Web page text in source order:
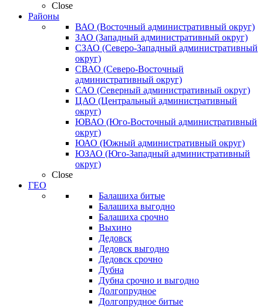
Close
Районы
ВАО (Восточный административный округ)
ЗАО (Западный административный округ)
СЗАО (Северо-Западный административный
округ)
СВАО (Северо-Восточный
административный округ)
САО (Северный административный округ)
ЦАО (Центральный административный
округ)
ЮВАО (Юго-Восточный административный
округ)
ЮАО (Южный административный округ)
ЮЗАО (Юго-Западный административный
округ)
Close
ГЕО
Балашиха битые
Балашиха выгодно
Балашиха срочно
Выхино
Дедовск
Дедовск выгодно
Дедовск срочно
Дубна
Дубна срочно и выгодно
Долгопрудное
Долгопрудное битые